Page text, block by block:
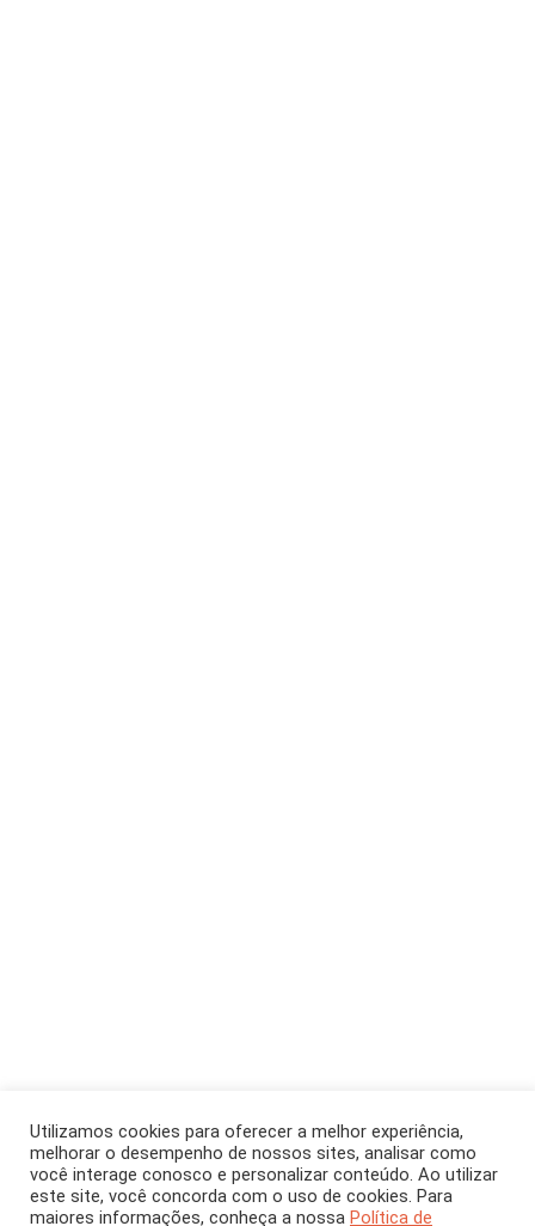
O impacto das
Utilizamos cookies para oferecer a melhor experiência,
melhorar o desempenho de nossos sites, analisar como
você interage conosco e personalizar conteúdo. Ao utilizar
este site, você concorda com o uso de cookies. Para
maiores informações, conheça a nossa Política de